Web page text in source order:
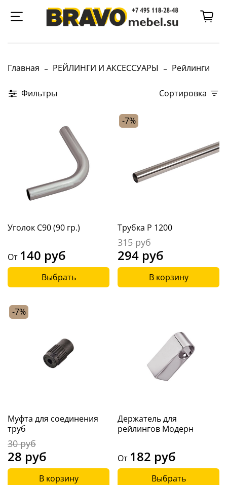
Главная РЕЙЛИНГИ И АКСЕССУАРЫ Рейлинги
Фильтры Сортировка
Уголок С90 (90 гр.)
От 140 руб
Выбрать
-7%
Трубка P 1200
315 руб
294 руб
В корзину
-7%
Муфта для соединения
труб
30 руб
28 руб
В корзину
Держатель для
рейлингов Модерн
От 182 руб
Выбрать